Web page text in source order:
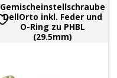
Gemischeinstellschraube
DellOrto inkl. Feder und
O-Ring zu PHBL
(29.5mm)